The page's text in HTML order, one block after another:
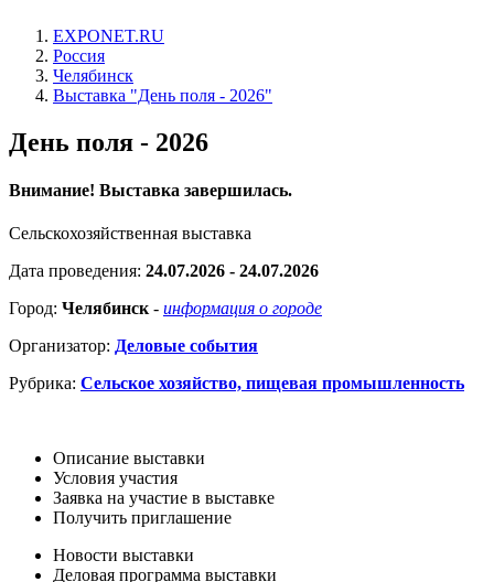
EXPONET.RU
Россия
Челябинск
Выставка "День поля - 2026"
День поля - 2026
Внимание! Выставка завершилась.
Cельскохозяйственная выставка
Дата проведения: 24.07.2026 - 24.07.2026
Город: Челябинск - информация о городе
Организатор: Деловые события
Рубрика: Сельское хозяйство, пищевая промышленность
Описание выставки
Условия участия
Заявка на участие в выставке
Получить приглашение
Новости выставки
Деловая программа выставки